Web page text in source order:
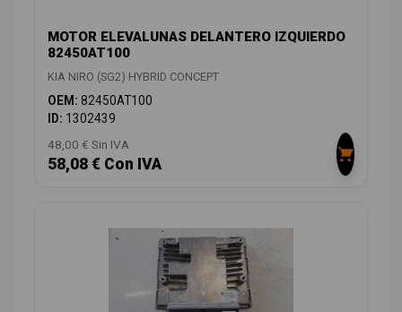
MOTOR ELEVALUNAS DELANTERO IZQUIERDO
82450AT100
KIA NIRO (SG2) HYBRID CONCEPT
OEM: 82450AT100
ID: 1302439
48,00 € Sin IVA
58,08 € Con IVA